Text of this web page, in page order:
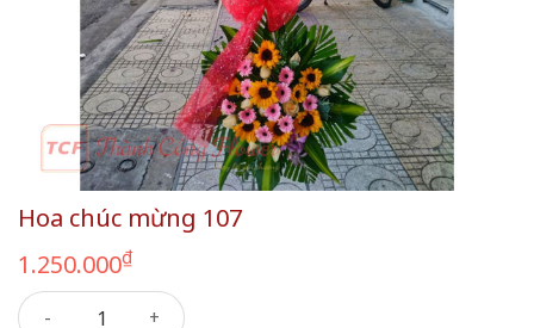
Hoa chúc mừng 107
1.250.000₫
Hoa chúc mừng 107 số lượng